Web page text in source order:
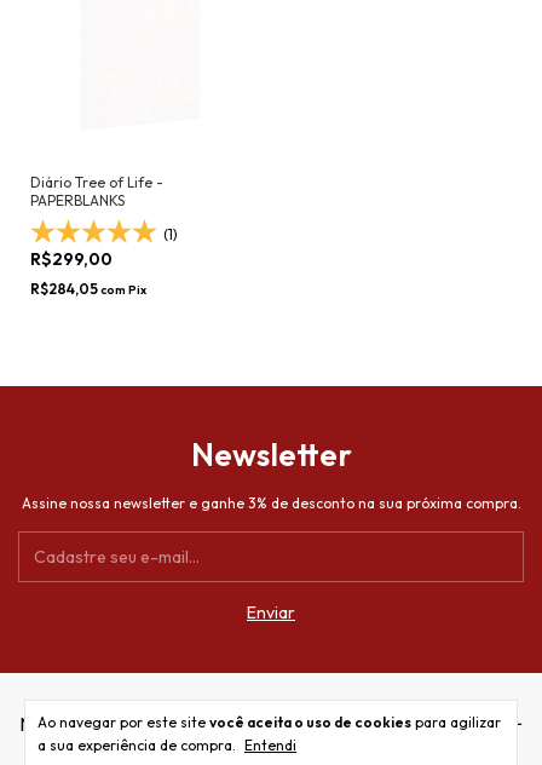
Ao navegar por este site você aceita o uso de cookies para agilizar
a sua experiência de compra. Entendi
Diário Tree of Life -
PAPERBLANKS
(1)
R$299,00
R$284,05com Pix
Newsletter
Assine nossa newsletter e ganhe 3% de desconto na sua próxima compra.
Nossa política